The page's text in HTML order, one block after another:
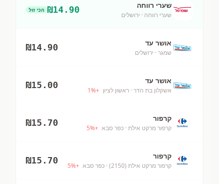
שערי רווחה
שערי רווחה · ירושלים
₪14.90 הכי זול
אושר עד
שמגר · ירושלים
₪14.90
אושר עד
אשקלון בת הדר · ראשון לציון +
1%
₪15.00
קרפור
קרפור מרקט אילת · כפר סבא +
5%
₪15.70
קרפור
קרפור מרקט אילת (2150) · כפר סבא +
5%
₪15.70